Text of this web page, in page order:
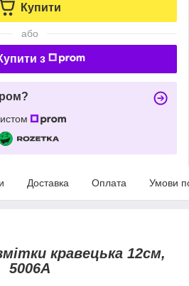
Купити
або
з
Доставка Оплата Умови
кравецька 12см,
5006А